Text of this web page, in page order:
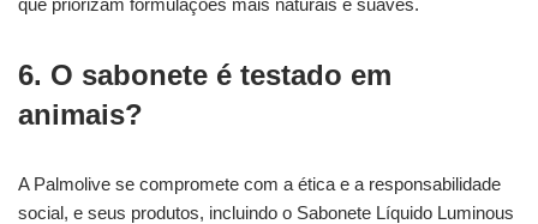
6. O sabonete é testado em
animais?
A Palmolive se compromete com a ética e a responsabilidade
social, e seus produtos, incluindo o Sabonete Líquido Luminous